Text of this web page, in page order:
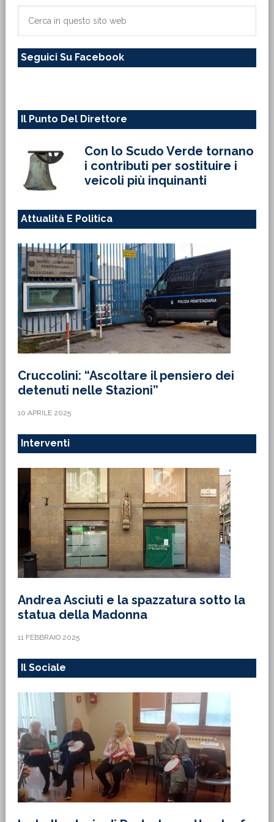
primaria
sito
Seguici Su Facebook
Il Punto Del Direttore
Con lo Scudo Verde tornano
i contributi per sostituire i
veicoli più inquinanti
Attualità E Politica
Cruccolini: “Ascoltare il pensiero dei
detenuti nelle Stazioni”
10 APRILE 2025
Interventi
Andrea Asciuti e la spazzatura sotto la
statua della Madonna
11 FEBBRAIO 2025
Il Sociale